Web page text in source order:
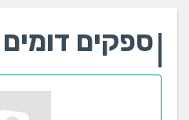
ספקים דומים